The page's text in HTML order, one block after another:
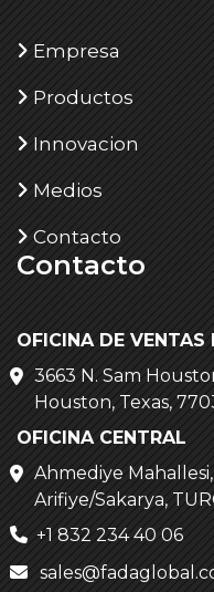
Empresa
Productos
Innovacion
Medios
Contacto
Contacto
OFICINA DE VENTAS
3663 N. Sam
Houston, Texas,
OFICINA CENTRAL
Ahmediye Mahallesi,
Arifiye/Sakarya,
+1 832 234 40 06